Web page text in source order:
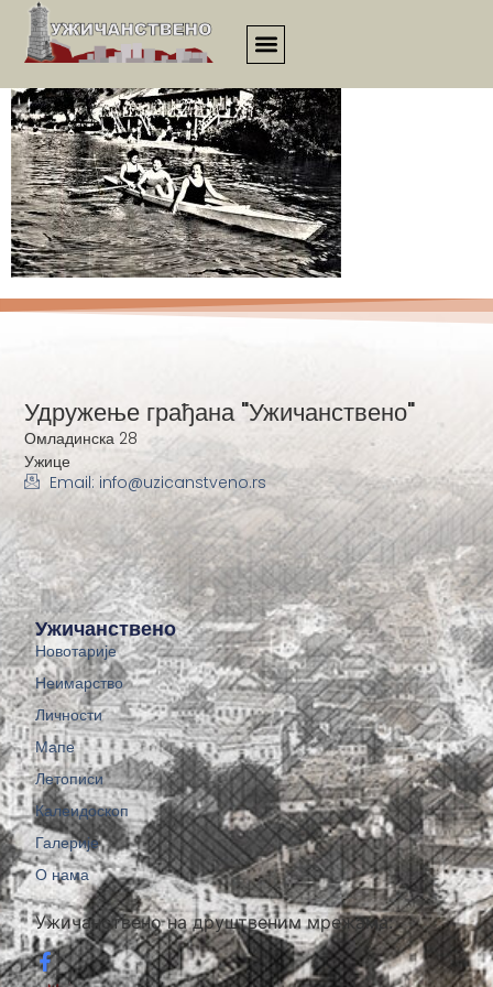
613
Ужичанствено на друштвеним мрежама:
Ужичанствено
Новотарије
Неимарство
Личности
Мапе
Летописи
Калеидоскоп
Галерије
О нама
Удружење грађана "Ужичанствено"
Омладинска 28
Ужице
Email: info@uzicanstveno.rs